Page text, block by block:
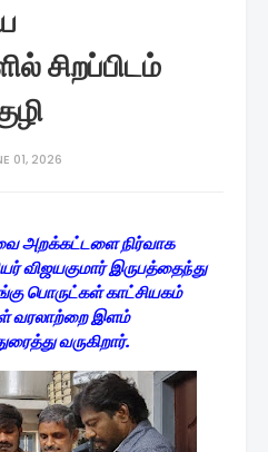
சிறப்பிடம்
01, 2026
அறக்கட்டளை நிர்வாக
விஜயகுமார் இருபத்தைந்து
பொருட்கள் காட்சியகம்
வரலாற்றை இளம்
வருகிறார்.